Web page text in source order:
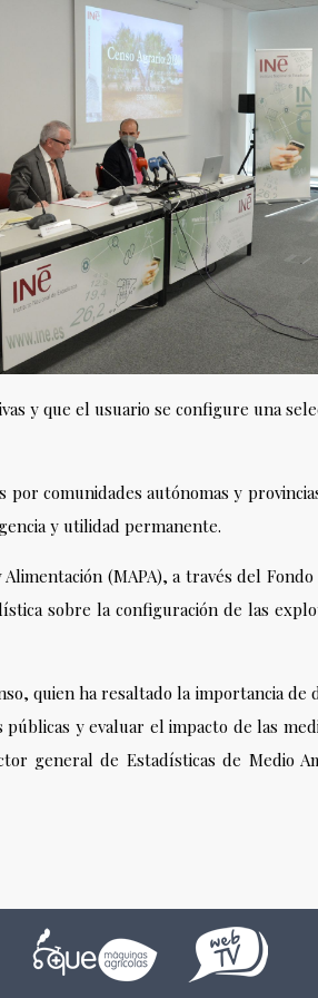
y que el usuario se configure una
comunidades autónomas y
y utilidad permanente.
(MAPA), a través del Fondo
sobre la configuración de las
quien ha resaltado la importancia de
y evaluar el impacto de las
general de Estadísticas de Medio